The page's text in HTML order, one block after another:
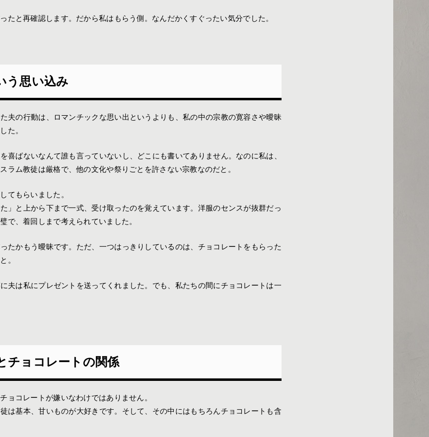
たと再確認します。だから私はもらう側。なんだかくすぐったい気分でした。
う思い込み
夫の行動は、ロマンチックな思い出というよりも、私の中の宗教の寛容さや曖昧
た。
喜ばないなんて誰も言っていないし、どこにも書いてありません。なのに私は、
ラム教徒は厳格で、他の文化や祭りごとを許さない宗教なのだと。
てもらいました。
」と上から下まで一式、受け取ったのを覚えています。洋服のセンスが抜群だっ
で、着回しまで考えられていました。
たかもう曖昧です。ただ、一つはっきりしているのは、チョコレートをもらった
。
夫は私にプレゼントを送ってくれました。でも、私たちの間にチョコレートは一
チョコレートの関係
ョコレートが嫌いなわけではありません。
は基本、甘いものが大好きです。そして、その中にはもちろんチョコレートも含